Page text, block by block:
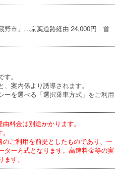
野市」…京葉道路経由 24,000円 首
。
案内係より誘導されます。
ーを選べる「選択乗車方式」をご利用
料金は別途かかります。
ご利用を前提としたものであり、一
ター方式となります。高速料金等の実
す。